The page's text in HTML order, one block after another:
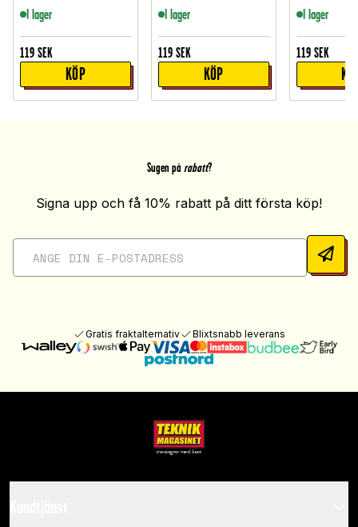
I lager
119 SEK
KÖP
I lager
119 SEK
KÖP
I lager
119 SEK
Sugen på rabatt?
Signa upp och få 10% rabatt på ditt första köp!
Gratis fraktalternativ Blixtsnabb leverans